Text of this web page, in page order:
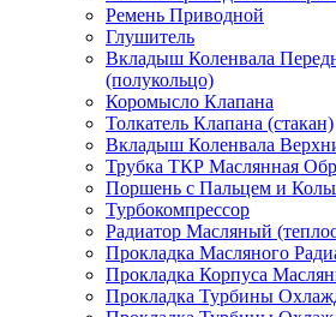
Ремень Приводной
Глушитель
Вкладыш Коленвала
(полукольцо)
Коромысло Клапана
Толкатель Клапана (стакан)
Вкладыш Коленвала
Трубка ТКР Маслянная
Поршень с Пальцем и
Турбокомпрессор
Радиатор Масляный
Прокладка Масляного
Прокладка Корпуса
Прокладка Турбины